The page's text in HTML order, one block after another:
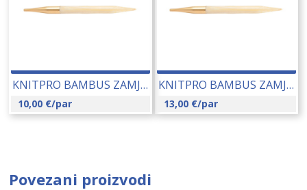
KNITPRO BAMBUS ZAMJENJIVE IGLE 6.00 MM (22407) 14229
10,00 €/par
KNITPRO BAMBUS ZAMJENJIVE IGLE 6.50 MM (22408) 14230
13,00 €/par
Povezani proizvodi